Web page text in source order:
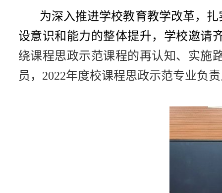
为深入推进学校教育教学改革，
设意识和能力的整体提升，学校邀请
绕课程思政示范课程的再认知、实施
员， 2022年度校课程思政示范专业负